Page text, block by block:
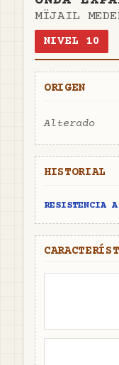
MÏJAIL
NIVEL 10
ORIGEN
Alterado
HISTORIAL
RESISTENCIA